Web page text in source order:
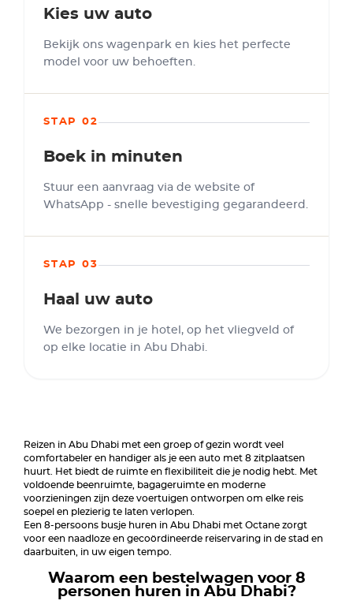
Kies uw auto
Bekijk ons wagenpark en kies het perfecte
model voor uw behoeften.
STAP 02
Boek in minuten
Stuur een aanvraag via de website of
WhatsApp - snelle bevestiging gegarandeerd.
STAP 03
Haal uw auto
We bezorgen in je hotel, op het vliegveld of
op elke locatie in Abu Dhabi.
Reizen in Abu Dhabi met een groep of gezin wordt veel
comfortabeler en handiger als je een auto met 8 zitplaatsen
huurt. Het biedt de ruimte en flexibiliteit die je nodig hebt. Met
voldoende beenruimte, bagageruimte en moderne
voorzieningen zijn deze voertuigen ontworpen om elke reis
soepel en plezierig te laten verlopen.
Een 8-persoons busje huren in Abu Dhabi met Octane zorgt
voor een naadloze en gecoördineerde reiservaring in de stad en
daarbuiten, in uw eigen tempo.
Waarom een bestelwagen voor 8
personen huren in Abu Dhabi?